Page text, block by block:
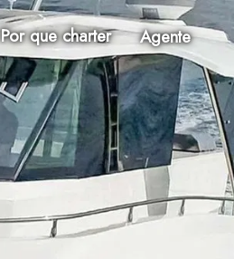
Por que charter Agente